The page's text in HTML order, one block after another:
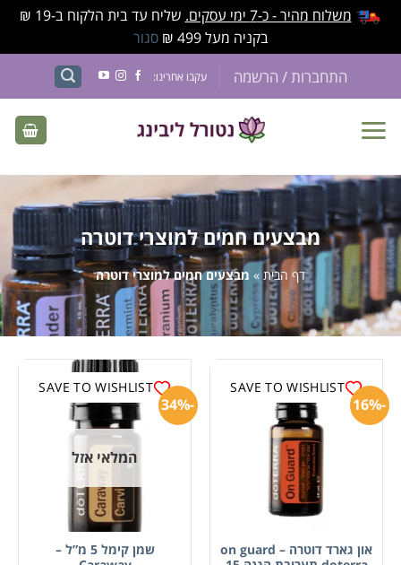
משלוח מהיר - כ-7 ימי עסקים.
שליח עד בית הלקוח ב-19 ₪
בקניה מעל 499 ₪
סגור
התחברות / הרשמה עקבו אחרינו:
מבצעים חמים למוצרי דוטרה
דף הבית » מבצעים חמים למוצרי דוטרה
SAVE TO WISHLIST
-16%
און גארד דוטרה – on guard
SAVE TO WISHLIST
-34%
המלאי אזל
שמן קימל 5 מ”ל –